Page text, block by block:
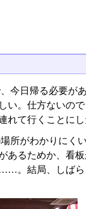
今日帰る必要が
い。仕方ないの
れて行くことにし
所がわかりにく
あるためか、看
。結局、しばら